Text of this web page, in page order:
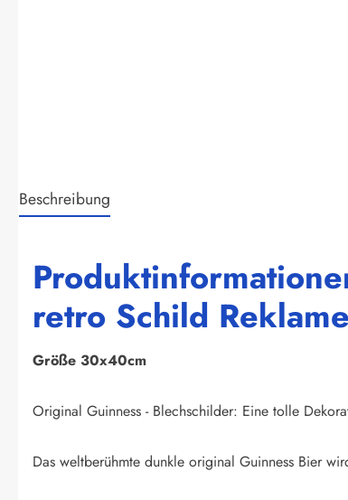
Beschreibung
retro Schild
Größe 30x40cm
Original Guinness - Blechschilder: Eine tolle
Das weltberühmte dunkle original Guinness Bier